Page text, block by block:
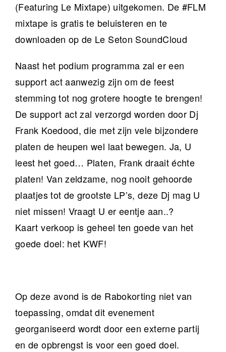
(Featuring Le Mixtape) uitgekomen. De #FLM
mixtape is gratis te beluisteren en te
downloaden op de Le Seton SoundCloud
Naast het podium programma zal er een
support act aanwezig zijn om de feest
stemming tot nog grotere hoogte te brengen!
De support act zal verzorgd worden door Dj
Frank Koedood, die met zijn vele bijzondere
platen de heupen wel laat bewegen. Ja, U
leest het goed… Platen, Frank draait échte
platen! Van zeldzame, nog nooit gehoorde
plaatjes tot de grootste LP’s, deze Dj mag U
niet missen! Vraagt U er eentje aan..?
Kaart verkoop is geheel ten goede van het
goede doel: het KWF!
Op deze avond is de Rabokorting niet van
toepassing, omdat dit evenement
georganiseerd wordt door een externe partij
en de opbrengst is voor een goed doel.